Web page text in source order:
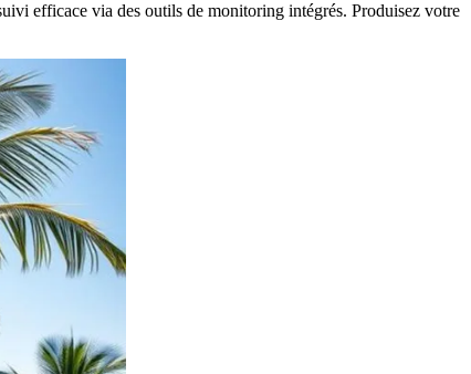
efficace via des outils de monitoring intégrés. Produisez votre